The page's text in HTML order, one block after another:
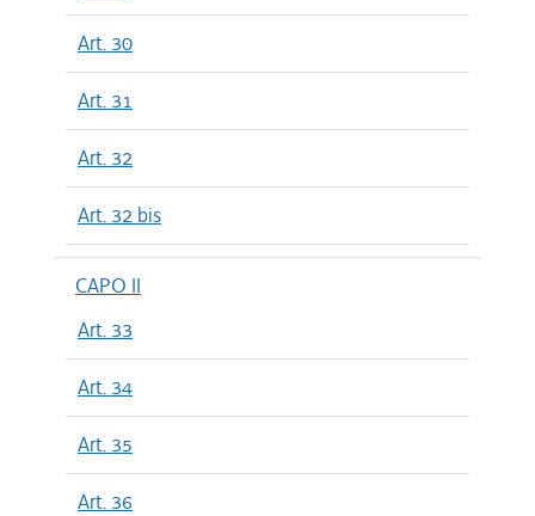
Art. 30
Art. 31
Art. 32
Art. 32 bis
CAPO II
Art. 33
Art. 34
Art. 35
Art. 36